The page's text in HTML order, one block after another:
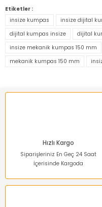
konularda yetersiz
kullanarak tarafımıza
Görüş ve önerileriniz için
Ürün resmi kalitesiz,
Ürün açıklamasında
Ürün fiyatı diğer
Etiketler :
insize kumpas
insize dijital
dijital kumpas insize
dijital
insize mekanik kumpas 150 mm
mekanik kumpas 150 mm
Hızlı Kargo
Siparişleriniz En Geç 24 Saat
İçerisinde Kargoda